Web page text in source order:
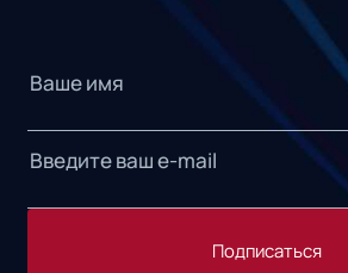
Подписаться